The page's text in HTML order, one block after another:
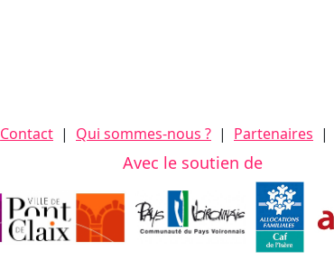
Contact | Qui sommes-nous ? | Partenaires |
Avec le soutien de